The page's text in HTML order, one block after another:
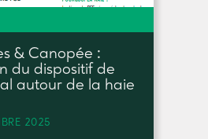
& Canopée :
du dispositif de
autour de la haie
2025